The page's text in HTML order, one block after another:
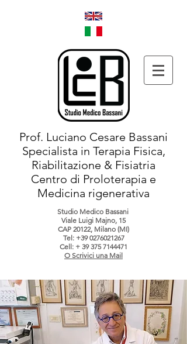
Prof. Luciano Cesare Bassani
Specialista in Terapia Fisica,
Riabilitazione & Fisiatria
Centro di Proloterapia e
Medicina rigenerativa
Studio Medico Bassani
Viale Luigi Majno, 15
CAP 20122, Milano (MI)
Tel: +39 0276021267
Cell: + 39 375 7144471
O Scrivici una Mail